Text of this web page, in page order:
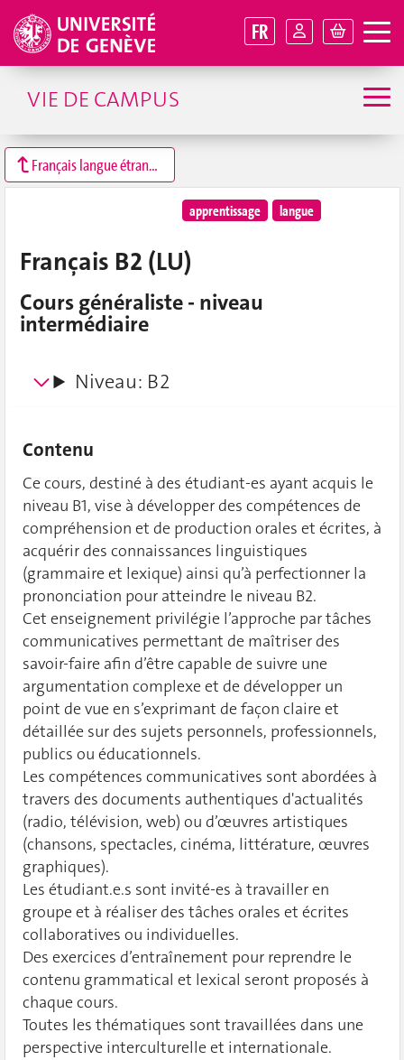
FR
VIE DE CAMPUS
Français langue étrangère (A1 à C2)
apprentissage langue
Français B2 (LU)
Cours généraliste - niveau
intermédiaire
Niveau: B2
Contenu
Ce cours, destiné à des étudiant-es ayant acquis le
niveau B1, vise à développer des compétences de
compréhension et de production orales et écrites, à
acquérir des connaissances linguistiques
(grammaire et lexique) ainsi qu’à perfectionner la
prononciation pour atteindre le niveau B2.
Cet enseignement privilégie l’approche par tâches
communicatives permettant de maîtriser des
savoir-faire afin d’être capable de suivre une
argumentation complexe et de développer un
point de vue en s’exprimant de façon claire et
détaillée sur des sujets personnels, professionnels,
publics ou éducationnels.
Les compétences communicatives sont abordées à
travers des documents authentiques d'actualités
(radio, télévision, web) ou d’œuvres artistiques
(chansons, spectacles, cinéma, littérature, œuvres
graphiques).
Les étudiant.e.s sont invité-es à travailler en
groupe et à réaliser des tâches orales et écrites
collaboratives ou individuelles.
Des exercices d’entraînement pour reprendre le
contenu grammatical et lexical seront proposés à
chaque cours.
Toutes les thématiques sont travaillées dans une
perspective interculturelle et internationale.